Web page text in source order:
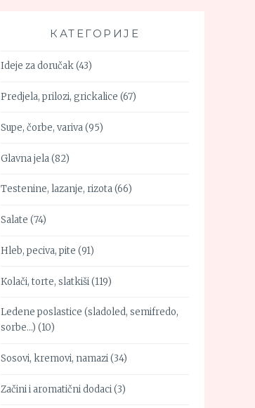
КАТЕГОРИЈЕ
Ideje za doručak(43)
Predjela, prilozi, grickalice (67)
Supe, čorbe, variva(95)
Glavna jela(82)
Testenine, lazanje, rizota(66)
Salate (74)
Hleb, peciva, pite (91)
Kolači, torte, slatkiši(119)
Ledene poslastice (sladoled, semifredo,
sorbe…) (10)
Sosovi, kremovi, namazi(34)
Začini i aromatični dodaci(3)